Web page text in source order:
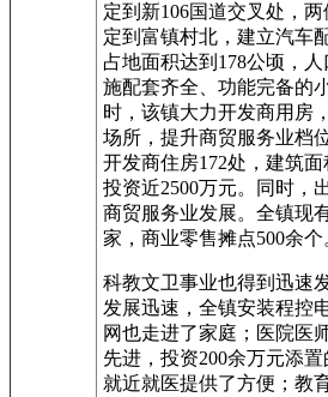
定到新106国道交叉处，
定到富镇村北，建立汽车
占地面积达到178公顷，
施配套齐全、功能完备的
时，该镇大力开发商用房
场所，提升商贸服务业档
开发商住房172处，建筑
投资近2500万元。同时，
商贸服务业发展。全镇现
家，商业零售摊点500余个
科教文卫事业也得到迅速
发展迅速，全镇安装程控
网也走进了家庭；医院医
先进，投资200余万元添
就近就医提供了方便；教